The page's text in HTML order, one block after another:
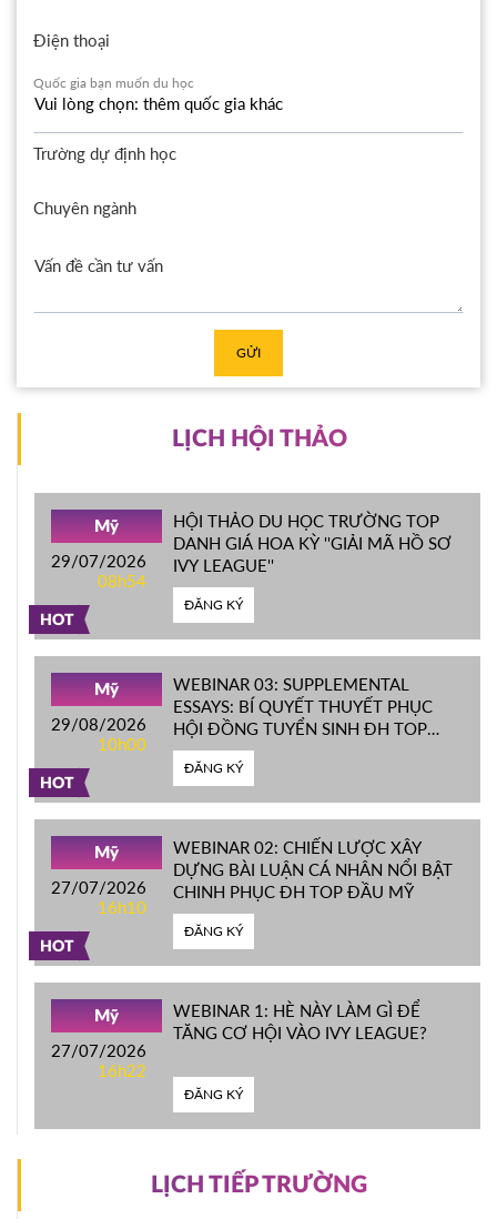
Điện thoại
Quốc gia bạn muốn du học
Trường dự định học
Chuyên ngành
GỬI
LỊCH HỘI THẢO
HOT
Mỹ
29/07/2026
08h54
HỘI THẢO DU HỌC TRƯỜNG TOP
DANH GIÁ HOA KỲ ''GIẢI MÃ HỒ SƠ
IVY LEAGUE''
ĐĂNG KÝ
HOT
Mỹ
29/08/2026
10h00
WEBINAR 03: SUPPLEMENTAL
ESSAYS: BÍ QUYẾT THUYẾT PHỤC
HỘI ĐỒNG TUYỂN SINH ĐH TOP
ĐẦU MỸ
ĐĂNG KÝ
HOT
Mỹ
27/07/2026
16h10
WEBINAR 02: CHIẾN LƯỢC XÂY
DỰNG BÀI LUẬN CÁ NHÂN NỔI BẬT
CHINH PHỤC ĐH TOP ĐẦU MỸ
ĐĂNG KÝ
Mỹ
27/07/2026
16h22
WEBINAR 1: HÈ NÀY LÀM GÌ ĐỂ
TĂNG CƠ HỘI VÀO IVY LEAGUE?
ĐĂNG KÝ
LỊCH TIẾP TRƯỜNG